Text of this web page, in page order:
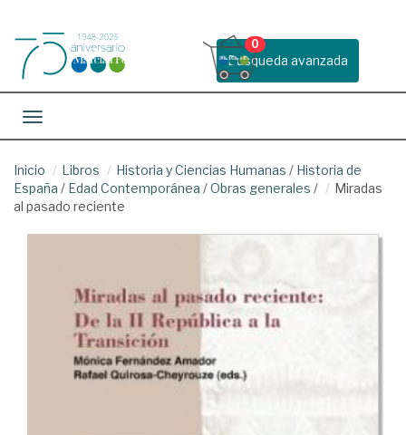
Busqueda avanzada
0
Toggle navigation
Inicio Libros Historia y Ciencias Humanas / Historia de
España / Edad Contemporánea /Obras generales /
Miradas
al pasado reciente